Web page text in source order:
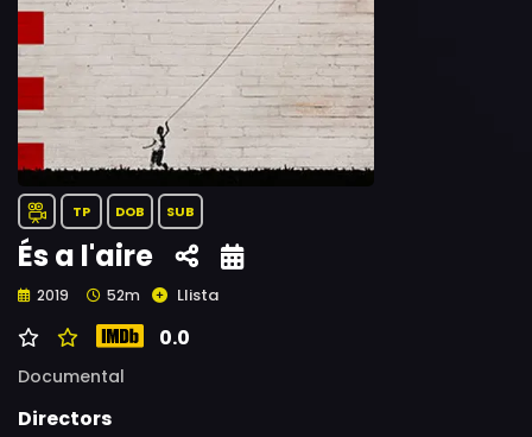
TP DOB SUB
És a l'aire
2019 52m Llista
0.0
Documental
Directors